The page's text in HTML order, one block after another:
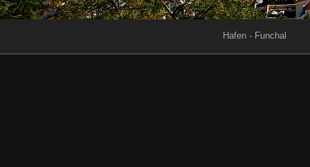
Hafen - Funchal